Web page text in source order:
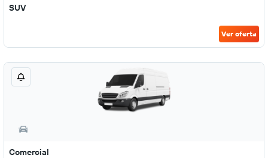
SUV
Ver oferta
Comercial